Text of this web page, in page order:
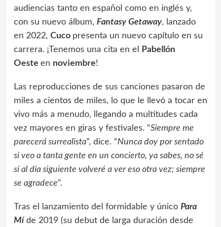
audiencias tanto en español como en inglés y,
con su nuevo álbum, Fantasy Getaway, lanzado
en 2022, Cuco presenta un nuevo capítulo en su
carrera. ¡Tenemos una cita en el
Pabellón
Oeste en noviembre!
Las reproducciones de sus canciones pasaron de
miles a cientos de miles, lo que le llevó a tocar en
vivo más a menudo, llegando a multitudes cada
vez mayores en giras y festivales. “Siempre me
parecerá surrealista”, dice. “Nunca doy por sentado
si veo a tanta gente en un concierto, ya sabes, no sé
si al día siguiente volveré a ver eso otra vez; siempre
se agradece”.
Tras el lanzamiento del formidable y único Para
Míde 2019 (su debut de larga duración desde